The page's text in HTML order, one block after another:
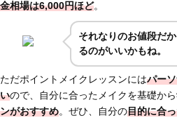
金相場は6,000円ほど。
それなりのお値段だ
るのがいいかもね。
ただポイントメイクレッスンにはパー
いので、自分に合ったメイクを基礎か
ンがおすすめ。ぜひ、自分の目的に合